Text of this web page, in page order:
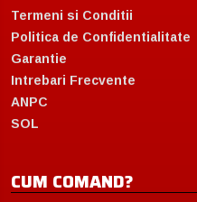
Termeni si Conditii
Politica de Confidentialitate
Garantie
Intrebari Frecvente
ANPC
SOL
CUM COMAND?